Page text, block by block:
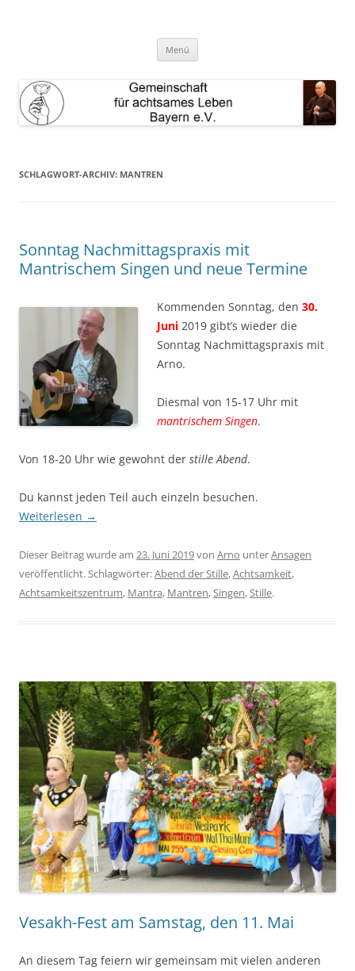
Menü
SCHLAGWORT-ARCHIV: MANTREN
Sonntag Nachmittagspraxis mit
Mantrischem Singen und neue Termine
Kommenden Sonntag, den 30.
Juni 2019 gibt’s wieder die
Sonntag Nachmittagspraxis mit
Arno.
Diesmal von 15-17 Uhr mit
mantrischem Singen.
Von 18-20 Uhr wie gewohnt der stille Abend.
Du kannst jeden Teil auch einzeln besuchen.
Weiterlesen →
Dieser Beitrag wurde am 23. Juni 2019von Arno unterAnsagen
veröffentlicht. Schlagwörter:Abend der Stille,Achtsamkeit,
Achtsamkeitszentrum, Mantra, Mantren,Singen,Stille.
Vesakh-Fest am Samstag, den 11. Mai
An diesem Tag feiern wir gemeinsam mit vielen anderen